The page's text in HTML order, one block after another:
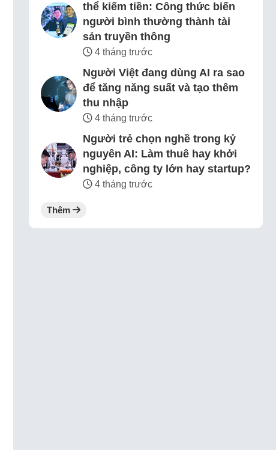
thể kiếm tiền: Công thức biến
người bình thường thành tài
sản truyền thông
4 tháng trước
Người Việt đang dùng AI ra sao
để tăng năng suất và tạo thêm
thu nhập
4 tháng trước
Người trẻ chọn nghề trong kỷ
nguyên AI: Làm thuê hay khởi
nghiệp, công ty lớn hay startup?
4 tháng trước
Thêm